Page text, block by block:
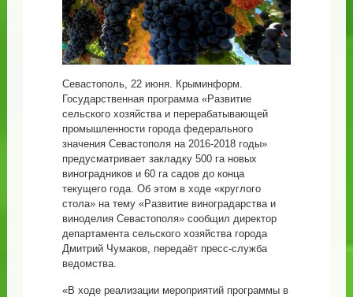
Севастополь, 22 июня. Крыминформ.
Государственная программа «Развитие
сельского хозяйства и перерабатывающей
промышленности города федерального
значения Севастополя на 2016-2018 годы»
предусматривает закладку 500 га новых
виноградников и 60 га садов до конца
текущего года. Об этом в ходе «круглого
стола» на тему «Развитие виноградарства и
виноделия Севастополя» сообщил директор
департамента сельского хозяйства города
Дмитрий Чумаков, передаёт пресс-служба
ведомства.
«В ходе реализации мероприятий программы в